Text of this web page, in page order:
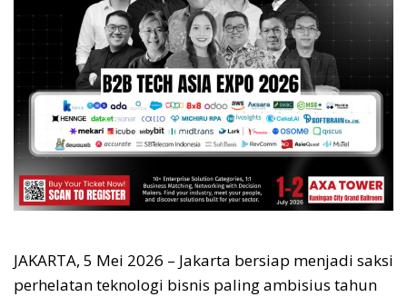
JAKARTA, 5 Mei 2026 – Jakarta bersiap menjadi saksi
perhelatan teknologi bisnis paling ambisius tahun